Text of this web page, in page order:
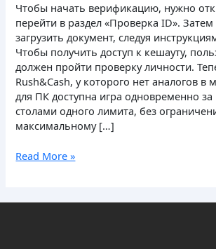
Чтобы начать верификацию, нужно
перейти в раздел «Проверка ID». Затем
загрузить документ, следуя
Чтобы получить доступ к кешауту,
должен пройти проверку личности.
Rush&Cash, у которого нет аналогов в
для ПК доступна игра одновременно
столами одного лимита, без
максимальному […]
Read More »